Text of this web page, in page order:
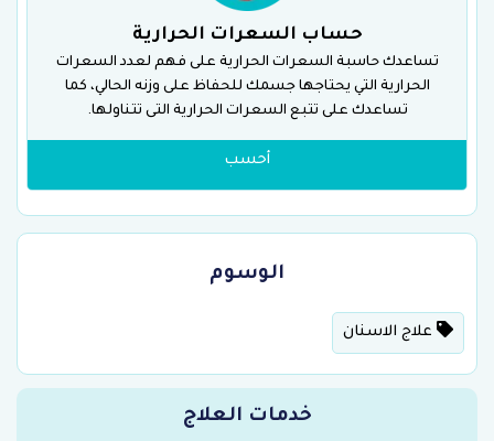
حساب السعرات الحرارية
تساعدك حاسبة السعرات الحرارية على فهم لعدد السعرات
الحرارية التي يحتاجها جسمك للحفاظ على وزنه الحالي، كما
تساعدك على تتبع السعرات الحرارية التى تتناولها.
أحسب
الوسوم
علاج الاسنان
خدمات العلاج